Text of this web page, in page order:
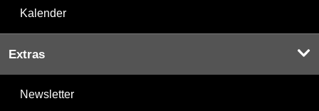
Kalender
Extras
Newsletter